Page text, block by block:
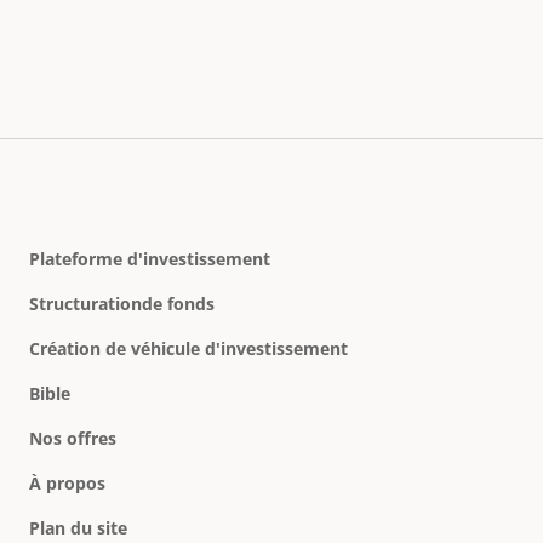
Plateforme d'investissement
Structurationde fonds
Création de véhicule d'investissement
Bible
Nos offres
À propos
Plan du site